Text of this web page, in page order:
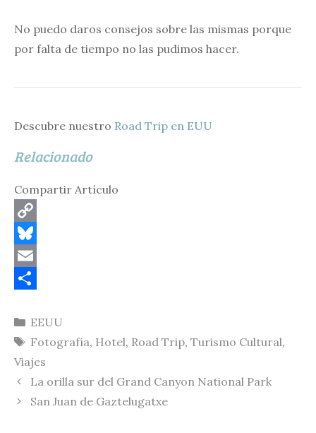
No puedo daros consejos sobre las mismas porque
por falta de tiempo no las pudimos hacer.
Descubre nuestro Road Trip en EUU
Relacionado
Compartir Artículo
C
o
p
L
i
n
B
e
s
k
E
a
i
l
o
m
p
Categorías
EEUU
Etiquetas
Fotografía, Hotel, Road Trip, Turismo Cultural,
Viajes
La orilla sur del Grand Canyon National Park
San Juan de Gaztelugatxe